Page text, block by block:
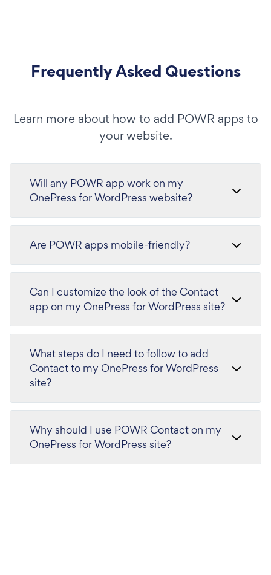
Frequently Asked Questions
Learn more about how to add POWR apps to
your website.
Will any POWR app work on my
OnePress for WordPress website?
Are POWR apps mobile-friendly?
Can I customize the look of the Contact
app on my OnePress for WordPress site?
What steps do I need to follow to add
Contact to my OnePress for WordPress
site?
Why should I use POWR Contact on my
OnePress for WordPress site?